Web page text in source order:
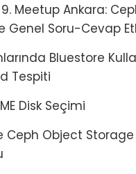
Meetup Ankara:
Genel Soru-Cevap
Bluestore
Tespiti
Disk Seçimi
Ceph Object Storage